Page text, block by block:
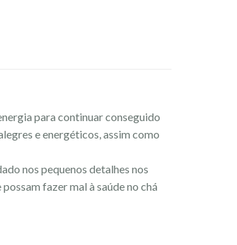
para continuar conseguido
e energéticos, assim como
nos pequenos detalhes nos
fazer mal à saúde no chá